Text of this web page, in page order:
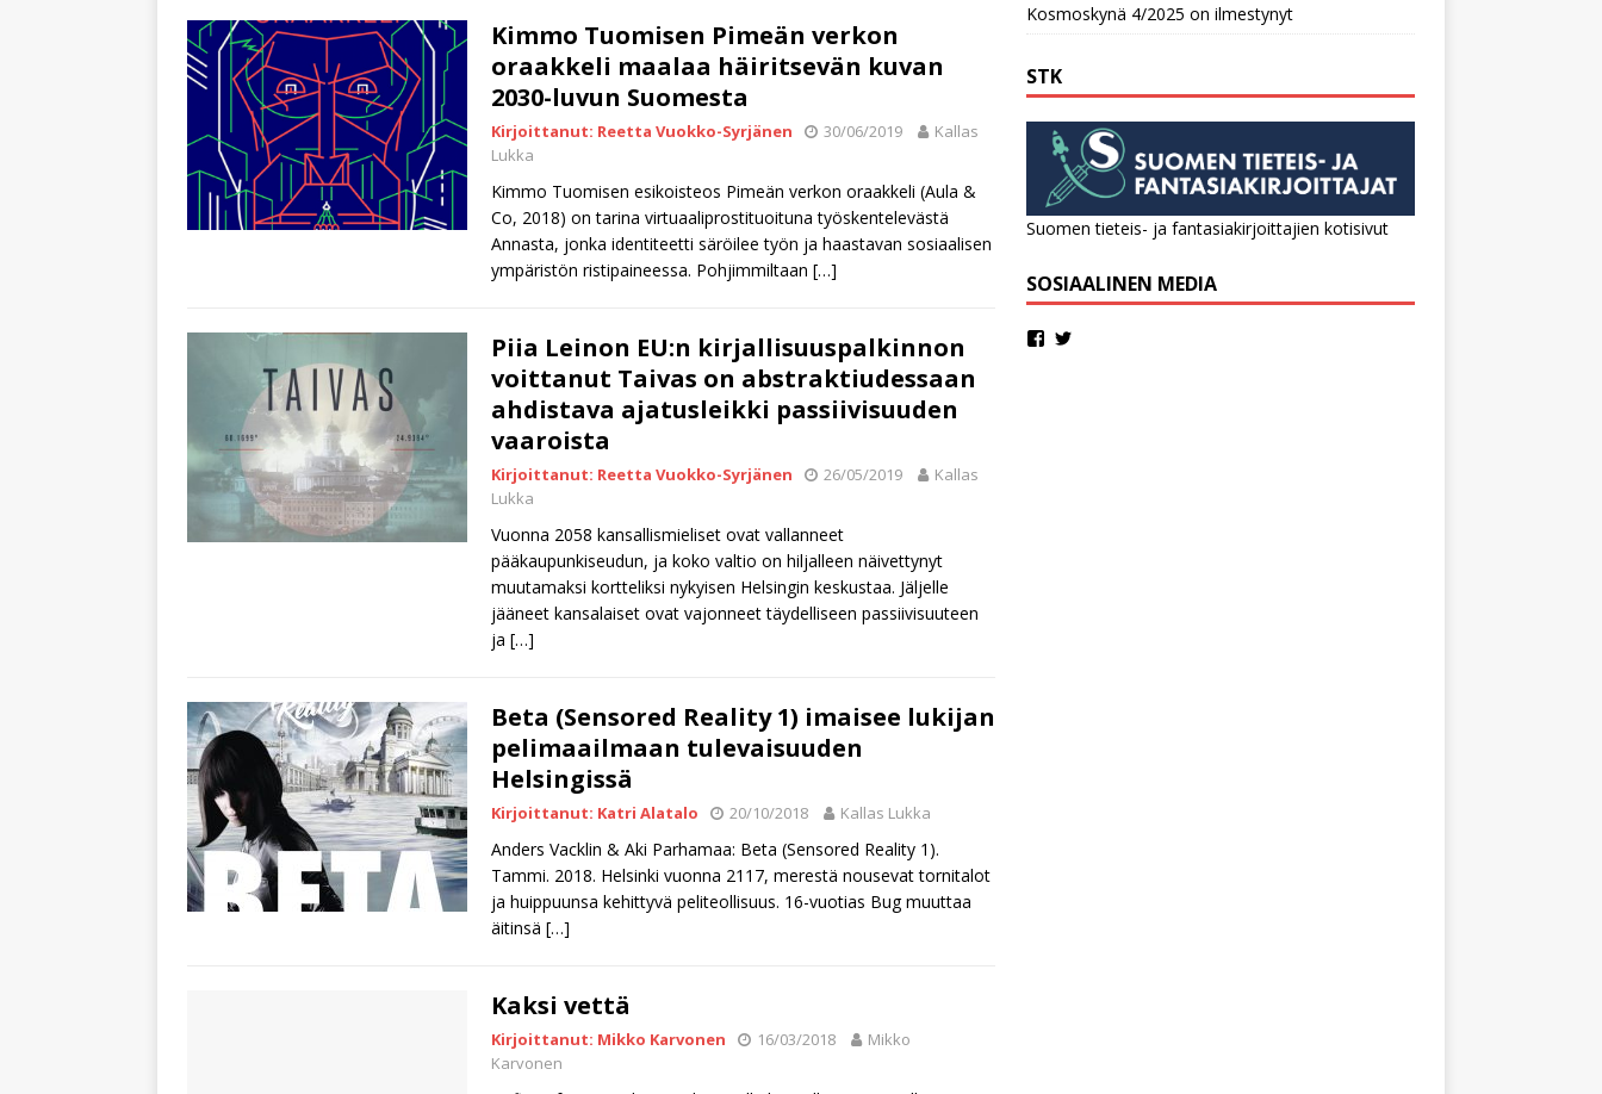
Kimmo Tuomisen Pimeän verkon
oraakkeli maalaa häiritsevän kuvan
2030-luvun Suomesta
Kirjoittanut: Reetta Vuokko-Syrjänen 30/06/2019
Kallas
Lukka
Kimmo Tuomisen esikoisteos Pimeän verkon oraakkeli (Aula &
Co, 2018) on tarina virtuaaliprostituoituna työskentelevästä
Annasta, jonka identiteetti säröilee työn ja haastavan sosiaalisen
ympäristön ristipaineessa. Pohjimmiltaan […]
Piia Leinon EU:n kirjallisuuspalkinnon
voittanut Taivas on abstraktiudessaan
ahdistava ajatusleikki passiivisuuden
vaaroista
Kirjoittanut: Reetta Vuokko-Syrjänen 26/05/2019
Kallas
Lukka
Vuonna 2058 kansallismieliset ovat vallanneet
pääkaupunkiseudun, ja koko valtio on hiljalleen näivettynyt
muutamaksi kortteliksi nykyisen Helsingin keskustaa. Jäljelle
jääneet kansalaiset ovat vajonneet täydelliseen passiivisuuteen
ja […]
Beta (Sensored Reality 1) imaisee lukijan
pelimaailmaan tulevaisuuden
Helsingissä
Kirjoittanut: Katri Alatalo 20/10/2018 Kallas Lukka
Anders Vacklin & Aki Parhamaa: Beta (Sensored Reality 1).
Tammi. 2018. Helsinki vuonna 2117, merestä nousevat tornitalot
ja huippuunsa kehittyvä peliteollisuus. 16-vuotias Bug muuttaa
äitinsä […]
Kaksi vettä
Kirjoittanut: Mikko Karvonen 16/03/2018
Mikko
Karvonen
Kosmoskynä 4/2025 on ilmestynyt
STK
Suomen tieteis- ja fantasiakirjoittajien kotisivut
SOSIAALINEN MEDIA